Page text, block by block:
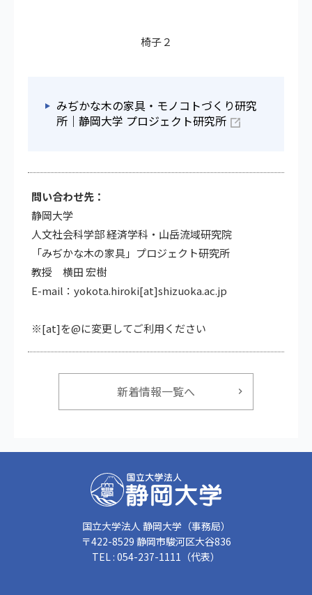
椅子２
みぢかな木の家具・モノコトづくり研究
所｜静岡大学 プロジェクト研究所
問い合わせ先：
静岡大学
人文社会科学部 経済学科・山岳流域研究院
「みぢかな木の家具」プロジェクト研究所
教授 横田 宏樹
E-mail：yokota.hiroki[at]shizuoka.ac.jp
※[at]を@に変更してご利用ください
新着情報一覧へ
国立大学法人 静岡大学（事務局）
〒422-8529 静岡市駿河区大谷836
TEL : 054-237-1111（代表）